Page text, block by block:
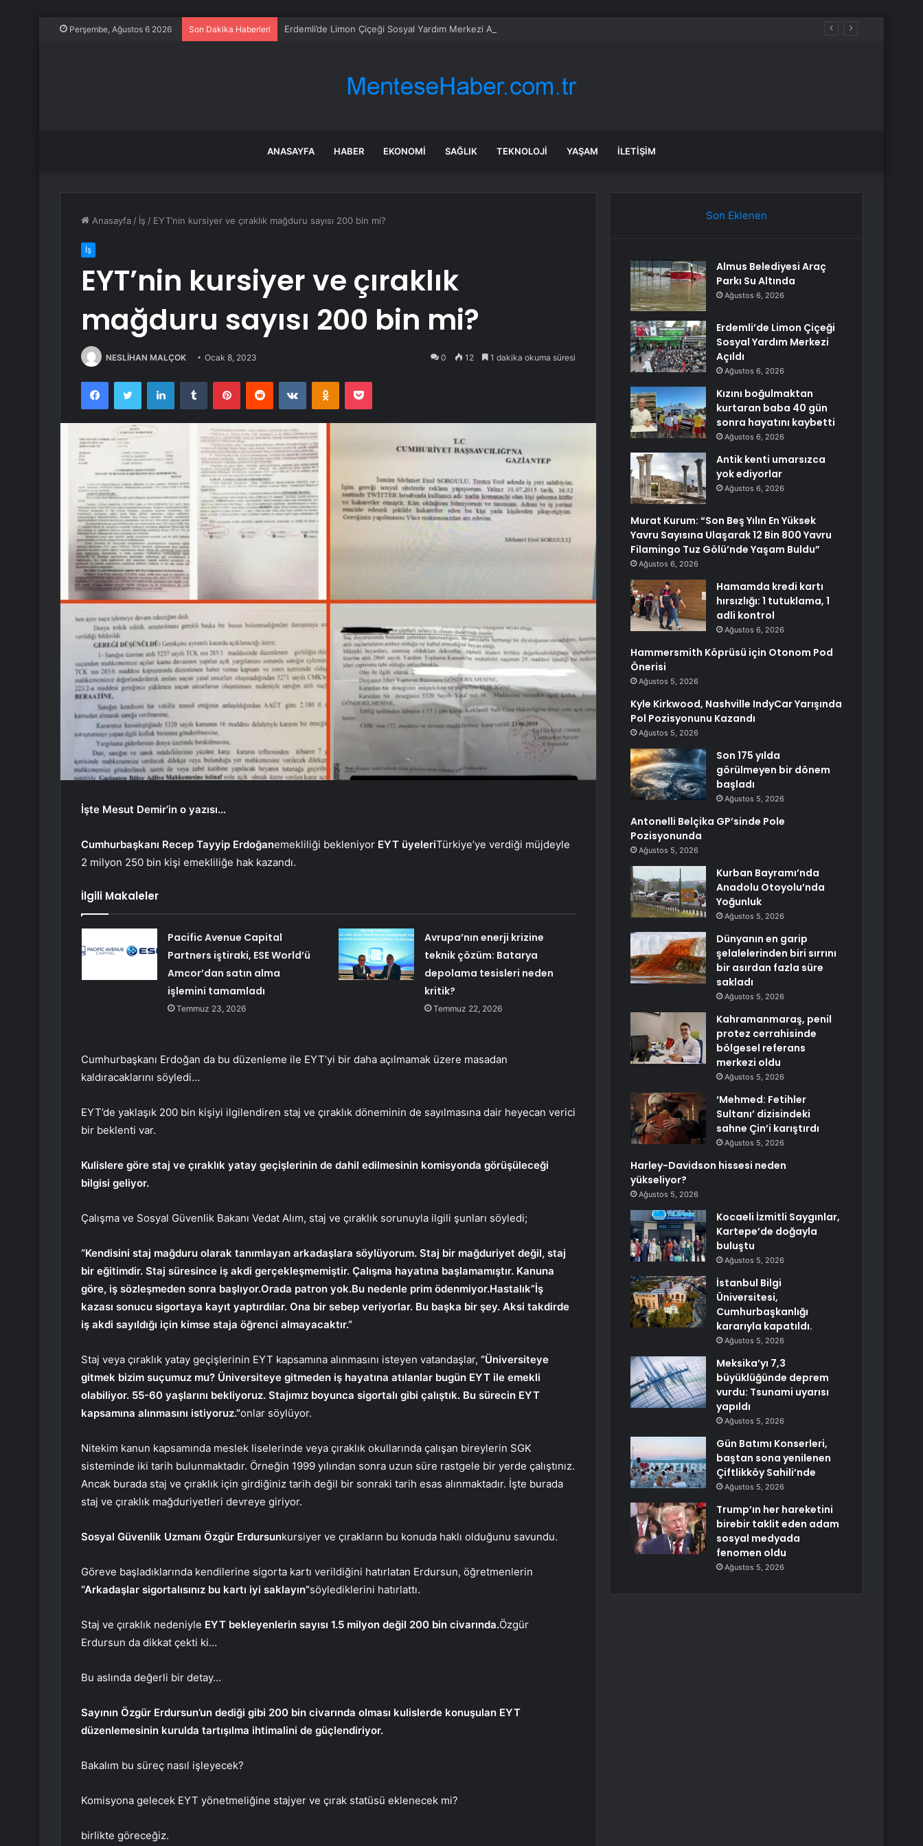
Perşembe, Ağustos 6 2026 Son Dakika Haberleri Erdemli’de Limon Çiçeği Sosyal Yardım Merkezi Açıldı
ANASAYFA HABER EKONOMI SAĞLIK TEKNOLOJI YAŞAM İLETIŞIM
Anasayfa / İş / EYT’nin kursiyer ve çıraklık mağduru sayısı 200 bin mi?
İş
EYT’nin kursiyer ve çıraklık
mağduru sayısı 200 bin mi?
NESLİHAN MALÇOK Ocak 8, 2023 0 12 1 dakika okuma süresi
FacebookTwitter LinkedInTumblr PinterestReddit VKontakteOdnoklassniki
Pocket
İşte Mesut Demir’in o yazısı…
Cumhurbaşkanı Recep Tayyip Erdoğanemekliliği bekleniyor EYT üyeleriTürkiye’ye verdiği müjdeyle
2 milyon 250 bin kişi emekliliğe hak kazandı.
İlgili Makaleler
Pacific Avenue Capital
Partners iştiraki, ESE World’ü
Amcor’dan satın alma
işlemini tamamladı
Temmuz 23, 2026
Avrupa’nın enerji krizine
teknik çözüm: Batarya
depolama tesisleri neden
kritik?
Temmuz 22, 2026
Cumhurbaşkanı Erdoğan da bu düzenleme ile EYT’yi bir daha açılmamak üzere masadan
kaldıracaklarını söyledi…
EYT’de yaklaşık 200 bin kişiyi ilgilendiren staj ve çıraklık döneminin de sayılmasına dair heyecan verici
bir beklenti var.
Kulislere göre staj ve çıraklık yatay geçişlerinin de dahil edilmesinin komisyonda görüşüleceği
bilgisi geliyor.
Çalışma ve Sosyal Güvenlik Bakanı Vedat Alım, staj ve çıraklık sorunuyla ilgili şunları söyledi;
“Kendisini staj mağduru olarak tanımlayan arkadaşlara söylüyorum. Staj bir mağduriyet değil, staj
bir eğitimdir. Staj süresince iş akdi gerçekleşmemiştir. Çalışma hayatına başlamamıştır. Kanuna
göre, iş sözleşmeden sonra başlıyor.Orada patron yok.Bu nedenle prim ödenmiyor.Hastalık”İş
kazası sonucu sigortaya kayıt yaptırdılar. Ona bir sebep veriyorlar. Bu başka bir şey. Aksi takdirde
iş akdi sayıldığı için kimse staja öğrenci almayacaktır.”
Staj veya çıraklık yatay geçişlerinin EYT kapsamına alınmasını isteyen vatandaşlar, “Üniversiteye
gitmek bizim suçumuz mu? Üniversiteye gitmeden iş hayatına atılanlar bugün EYT ile emekli
olabiliyor. 55-60 yaşlarını bekliyoruz. Stajımız boyunca sigortalı gibi çalıştık. Bu sürecin EYT
kapsamına alınmasını istiyoruz.”onlar söylüyor.
Nitekim kanun kapsamında meslek liselerinde veya çıraklık okullarında çalışan bireylerin SGK
sisteminde iki tarih bulunmaktadır. Örneğin 1999 yılından sonra uzun süre rastgele bir yerde çalıştınız.
Ancak burada staj ve çıraklık için girdiğiniz tarih değil bir sonraki tarih esas alınmaktadır. İşte burada
staj ve çıraklık mağduriyetleri devreye giriyor.
Sosyal Güvenlik Uzmanı Özgür Erdursunkursiyer ve çırakların bu konuda haklı olduğunu savundu.
Göreve başladıklarında kendilerine sigorta kartı verildiğini hatırlatan Erdursun, öğretmenlerin
“Arkadaşlar sigortalısınız bu kartı iyi saklayın”söylediklerini hatırlattı.
Staj ve çıraklık nedeniyle EYT bekleyenlerin sayısı 1.5 milyon değil 200 bin civarında.Özgür
Erdursun da dikkat çekti ki…
Bu aslında değerli bir detay…
Sayının Özgür Erdursun’un dediği gibi 200 bin civarında olması kulislerde konuşulan EYT
düzenlemesinin kurulda tartışılma ihtimalini de güçlendiriyor.
Bakalım bu süreç nasıl işleyecek?
Komisyona gelecek EYT yönetmeliğine stajyer ve çırak statüsü eklenecek mi?
birlikte göreceğiz.
Son Eklenen
Almus Belediyesi Araç
Parkı Su Altında
Ağustos 6, 2026
Erdemli’de Limon Çiçeği
Sosyal Yardım Merkezi
Açıldı
Ağustos 6, 2026
Kızını boğulmaktan
kurtaran baba 40 gün
sonra hayatını kaybetti
Ağustos 6, 2026
Antik kenti umarsızca
yok ediyorlar
Ağustos 6, 2026
Murat Kurum: “Son Beş Yılın En Yüksek
Yavru Sayısına Ulaşarak 12 Bin 800 Yavru
Filamingo Tuz Gölü’nde Yaşam Buldu”
Ağustos 6, 2026
Hamamda kredi kartı
hırsızlığı: 1 tutuklama, 1
adli kontrol
Ağustos 6, 2026
Hammersmith Köprüsü için Otonom Pod
Önerisi
Ağustos 5, 2026
Kyle Kirkwood, Nashville IndyCar Yarışında
Pol Pozisyonunu Kazandı
Ağustos 5, 2026
Son 175 yılda
görülmeyen bir dönem
başladı
Ağustos 5, 2026
Antonelli Belçika GP’sinde Pole
Pozisyonunda
Ağustos 5, 2026
Kurban Bayramı’nda
Anadolu Otoyolu’nda
Yoğunluk
Ağustos 5, 2026
Dünyanın en garip
şelalelerinden biri sırrını
bir asırdan fazla süre
sakladı
Ağustos 5, 2026
Kahramanmaraş, penil
protez cerrahisinde
bölgesel referans
merkezi oldu
Ağustos 5, 2026
‘Mehmed: Fetihler
Sultanı’ dizisindeki
sahne Çin’i karıştırdı
Ağustos 5, 2026
Harley-Davidson hissesi neden
yükseliyor?
Ağustos 5, 2026
Kocaeli İzmitli Saygınlar,
Kartepe’de doğayla
buluştu
Ağustos 5, 2026
İstanbul Bilgi
Üniversitesi,
Cumhurbaşkanlığı
kararıyla kapatıldı.
Ağustos 5, 2026
Meksika’yı 7,3
büyüklüğünde deprem
vurdu: Tsunami uyarısı
yapıldı
Ağustos 5, 2026
Gün Batımı Konserleri,
baştan sona yenilenen
Çiftlikköy Sahili’nde
Ağustos 5, 2026
Trump’ın her hareketini
birebir taklit eden adam
sosyal medyada
fenomen oldu
Ağustos 5, 2026